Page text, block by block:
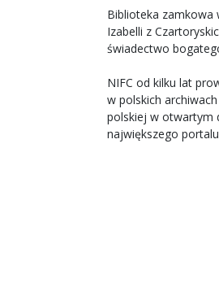
Biblioteka zamkowa
Izabelli z
świadectwo
NIFC od kilku lat
w polskich
polskiej w otwartym
największego